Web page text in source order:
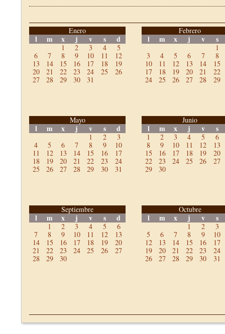
Enero
l m x j v s d
1 2 3 4
5
6
7 8 9 10 11
12
13
14 15 16 17 18
19
20
21 22 23 24 25
26
27
28 29 30 31
Febrero
l m x j v s
1
3
4 5 6 7
8
10
11 12 13 14
15
17
18 19 20 21
22
24
25 26 27 28 29
Mayo
l m x j v s d
1 2
3
4
5 6 7 8 9
10
11
12 13 14 15 16
17
18
19 20 21 22 23
24
25
26 27 28 29 30 31
Junio
l m x j v s
1 2 3 4 5
6
8
9 10 11 12
13
15
16 17 18 19
20
22
23 24 25 26
27
29
30
Septiembre
l m x j v s d
1 2 3 4 5
6
7
8 9 10 11 12
13
14
15 16 17 18 19
20
21
22 23 24 25 26
27
28
29 30
Octubre
l m x j v s
1 2
3
5
6 7 8 9
10
12
13 14 15 16
17
19
20 21 22 23
24
26
27 28 29 30 31